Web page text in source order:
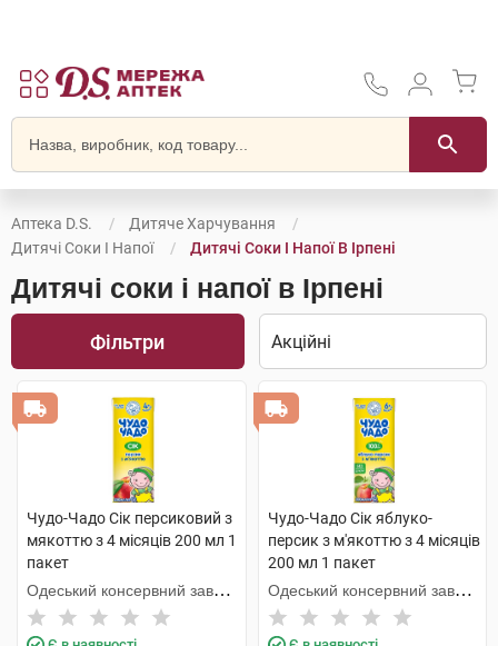
Аптека D.S.
Дитяче Харчування
Дитячі Соки І Напої
Дитячі Соки І Напої В Ірпені
Дитячі соки і напої в Ірпені
Фільтри
Чудо-Чадо Сік персиковий з
мякоттю з 4 місяців 200 мл 1
пакет
Одеський консервний завод
дитячого харчування
Чудо-Чадо Сік яблуко-
персик з м'якоттю з 4 місяців
200 мл 1 пакет
Одеський консервний завод
дитячого харчування